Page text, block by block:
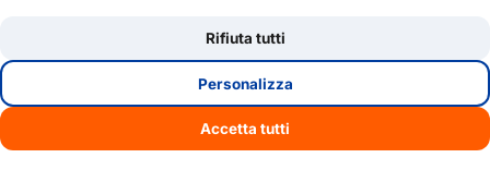
Rifiuta tutti
Personalizza
Accetta tutti